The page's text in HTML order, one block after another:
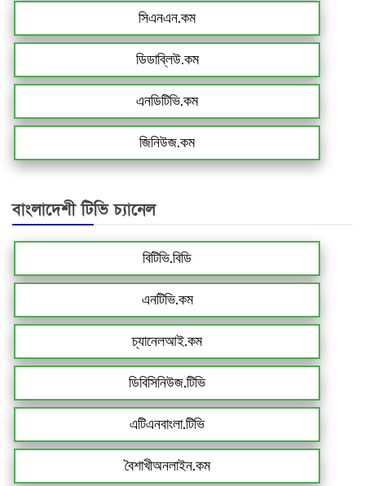
সিএনএন.কম
ডিডাব্লিউ.কম
এনডিটিভি.কম
জিনিউজ.কম
বাংলাদেশী টিভি চ্যানেল
বিটিভি.বিডি
এনটিভি.কম
চ্যানেলআই.কম
ডিবিসিনিউজ.টিভি
এটিএনবাংলা.টিভি
বৈশাখীঅনলাইন.কম